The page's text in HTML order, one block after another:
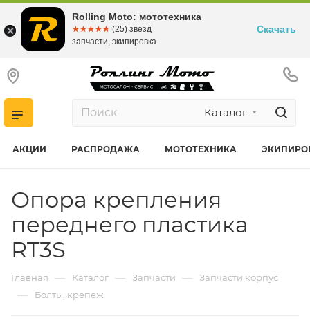
Каталог
АКЦИИ РАСПРОДАЖА МОТОТЕХНИКА
Опора крепления
переднего пластика
RT3S
Главная — Каталог — Запчасти — Запчасти корпус
— Болты, крепеж
Rolling Moto: мототехника
☆☆☆☆☆
★★★★★ (25) звезд
запчасти, экипировка
Скачать